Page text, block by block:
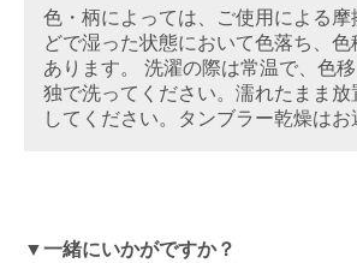
色・柄によっては、ご使用による摩
どで湿った状態において色落ち、
あります。 洗濯の際は常温で、色
独で洗ってください。濡れたまま放
してください。タンブラー乾燥はお
▼一緒にいかがですか？